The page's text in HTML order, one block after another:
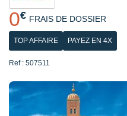
0€ FRAIS DE DOSSIER
TOP AFFAIRE PAYEZ EN 4X
Ref : 507511